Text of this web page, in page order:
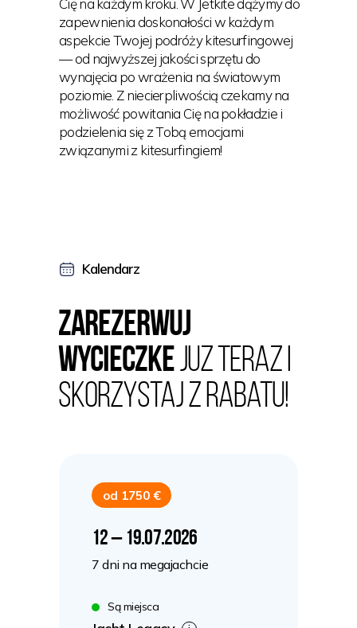
Cię na każdym kroku. W Jetkite dążymy do
zapewnienia doskonałości w każdym
aspekcie Twojej podróży kitesurfingowej
— od najwyższej jakości sprzętu do
wynajęcia po wrażenia na światowym
poziomie. Z niecierpliwością czekamy na
możliwość powitania Cię na pokładzie i
podzielenia się z Tobą emocjami
związanymi z kitesurfingiem!
Zarezerwuj
wycieczkEjuZ teraz i
skorzystaj z rabatu!
Kalendarz
12 – 19.07.2026
Są miejsca
7 dni na megajachcie
od 1750 €